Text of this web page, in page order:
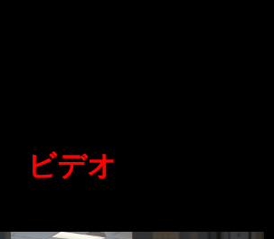
ビデオ